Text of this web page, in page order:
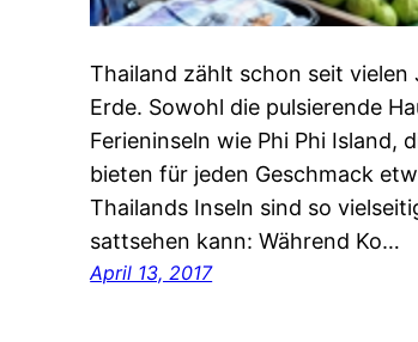
Thailand zählt schon seit vielen
Erde. Sowohl die pulsierende
Ferieninseln wie Phi Phi Island,
bieten für jeden Geschmack
Thailands Inseln sind so
sattsehen kann: Während Ko…
April 13, 2017